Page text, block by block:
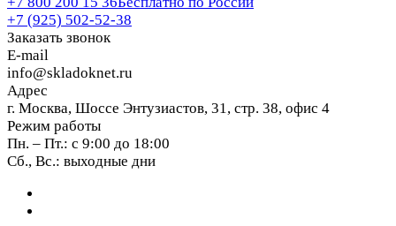
+7 (925) 502-52-38
Заказать звонок
E-mail
info@skladoknet.ru
Адрес
г. Москва, Шоссе Энтузиастов, 31, стр. 38, офис 4
Режим работы
Пн. – Пт.: с 9:00 до 18:00
Сб., Вс.: выходные дни